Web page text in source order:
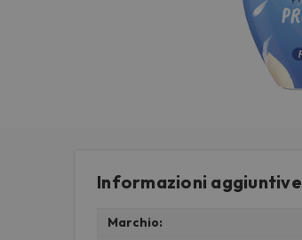
Informazioni aggiuntive
Marchio: